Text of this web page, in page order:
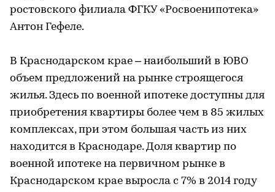
ростовского филиала ФГКУ «Росвоенипотека»
Антон Гефеле.
В Краснодарском крае – наибольший в ЮВО
объем предложений на рынке строящегося
жилья. Здесь по военной ипотеке доступны для
приобретения квартиры более чем в 85 жилых
комплексах, при этом большая часть из них
находится в Краснодаре. Доля квартир по
военной ипотеке на первичном рынке в
Краснодарском крае выросла с 7% в 2014 году